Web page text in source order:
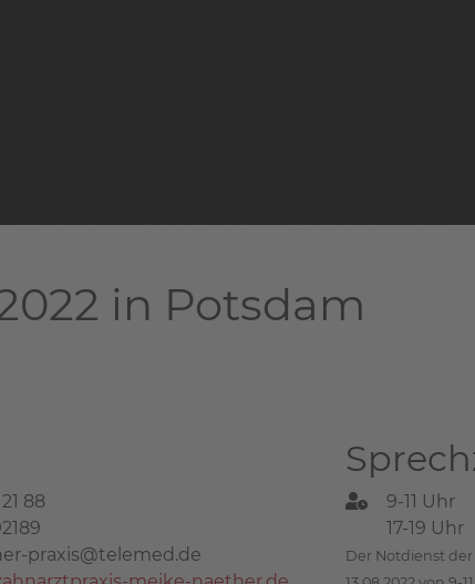
in Potsdam
88
praxis@telemed.de
9-11 Uhr
17-19 Uhr
Der Notdienst